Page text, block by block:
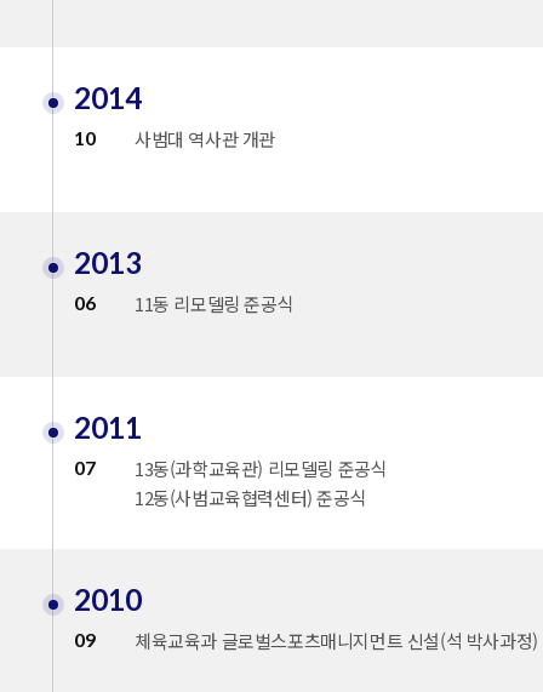
2014
10 사범대 역사관 개관
2013
06 11동 리모델링 준공식
2011
07
13동(과학교육관) 리모델링 준공식
12동(사범교육협력센터) 준공식
2010
09 체육교육과 글로벌스포츠매니지먼트 신설(석 박사과정)